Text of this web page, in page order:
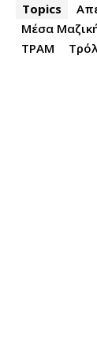
Topics
Μέσα
ΤΡΑΜ